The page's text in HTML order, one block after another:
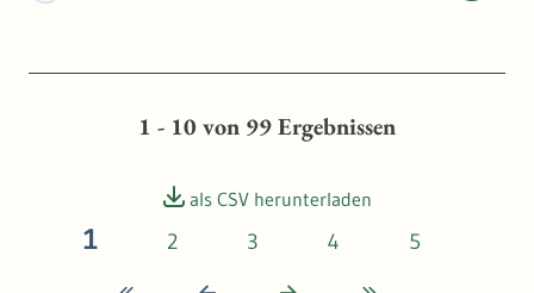
1 - 10von 99Ergebnissen
als CSV herunterladen
1 2 3 4 5